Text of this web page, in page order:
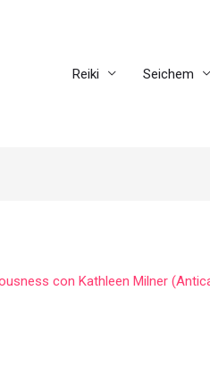
Reiki
Seichem
con Kathleen Milner